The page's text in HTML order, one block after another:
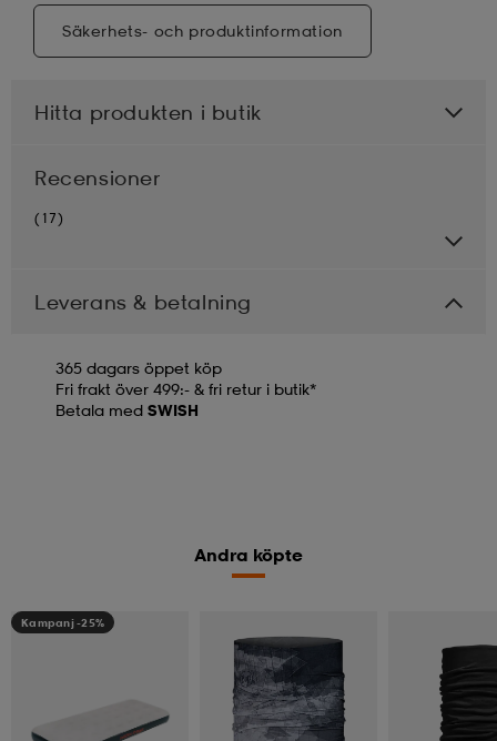
Säkerhets- och produktinformation
Hitta produkten i butik
Recensioner
(17)
Leverans & betalning
365 dagars öppet köp
Fri frakt över 499:- & fri retur i butik*
Betala med SWISH
Andra köpte
Kampanj -25%